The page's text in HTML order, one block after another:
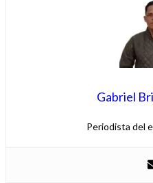
Gabriel
Periodista del